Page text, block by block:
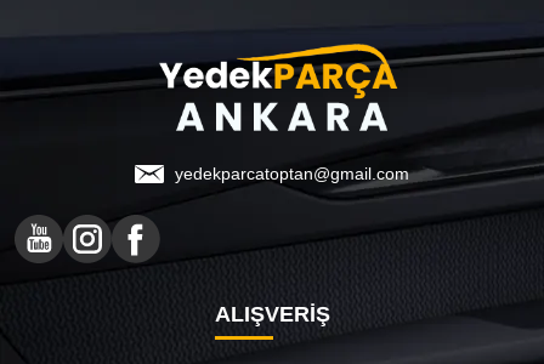
yedekparcatoptan@gmail.com
ALIŞVERİŞ